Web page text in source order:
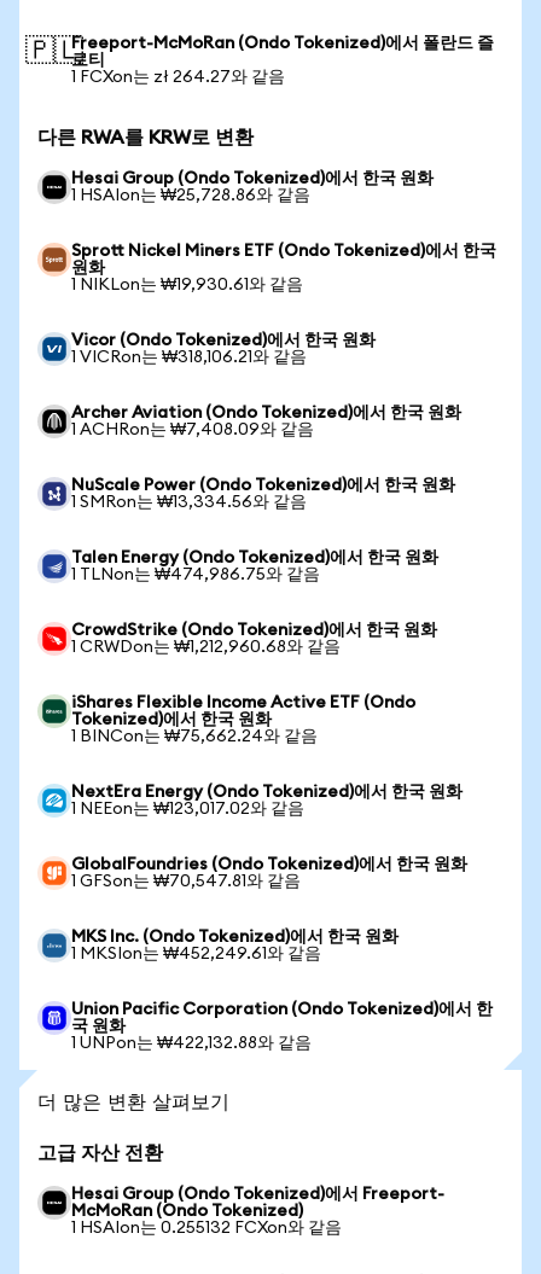
🇵🇱Freeport-McMoRan (Ondo Tokenized)에서 폴란드 즐
로티
1 FCXon는 zł 264.27와 같음
다른 RWA를 KRW로 변환
Hesai Group (Ondo Tokenized)에서 한국 원화
1 HSAIon는 ₩25,728.86와 같음
Sprott Nickel Miners ETF (Ondo Tokenized)에서 한국
원화
1 NIKLon는 ₩19,930.61와 같음
Vicor (Ondo Tokenized)에서 한국 원화
1 VICRon는 ₩318,106.21와 같음
Archer Aviation (Ondo Tokenized)에서 한국 원화
1 ACHRon는 ₩7,408.09와 같음
NuScale Power (Ondo Tokenized)에서 한국 원화
1 SMRon는 ₩13,334.56와 같음
Talen Energy (Ondo Tokenized)에서 한국 원화
1 TLNon는 ₩474,986.75와 같음
CrowdStrike (Ondo Tokenized)에서 한국 원화
1 CRWDon는 ₩1,212,960.68와 같음
iShares Flexible Income Active ETF (Ondo
Tokenized)에서 한국 원화
1 BINCon는 ₩75,662.24와 같음
NextEra Energy (Ondo Tokenized)에서 한국 원화
1 NEEon는 ₩123,017.02와 같음
GlobalFoundries (Ondo Tokenized)에서 한국 원화
1 GFSon는 ₩70,547.81와 같음
MKS Inc. (Ondo Tokenized)에서 한국 원화
1 MKSIon는 ₩452,249.61와 같음
Union Pacific Corporation (Ondo Tokenized)에서 한
국 원화
1 UNPon는 ₩422,132.88와 같음
더 많은 변환 살펴보기
고급 자산 전환
Hesai Group (Ondo Tokenized)에서 Freeport-
McMoRan (Ondo Tokenized)
1 HSAIon는 0.255132 FCXon와 같음